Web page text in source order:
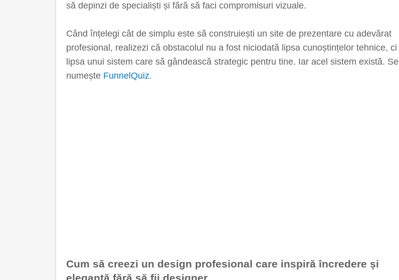
să depinzi de specialiști și fără să faci compromisuri vizuale.
Când înțelegi cât de simplu este să construiești un site de prezentare cu adevărat
profesional, realizezi că obstacolul nu a fost niciodată lipsa cunoștințelor tehnice, ci
lipsa unui sistem care să gândească strategic pentru tine. Iar acel sistem există. Se
numește FunnelQuiz.
Cum să creezi un design profesional care inspiră încredere și